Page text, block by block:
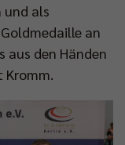
und als
an
aus den Händen
Kromm.